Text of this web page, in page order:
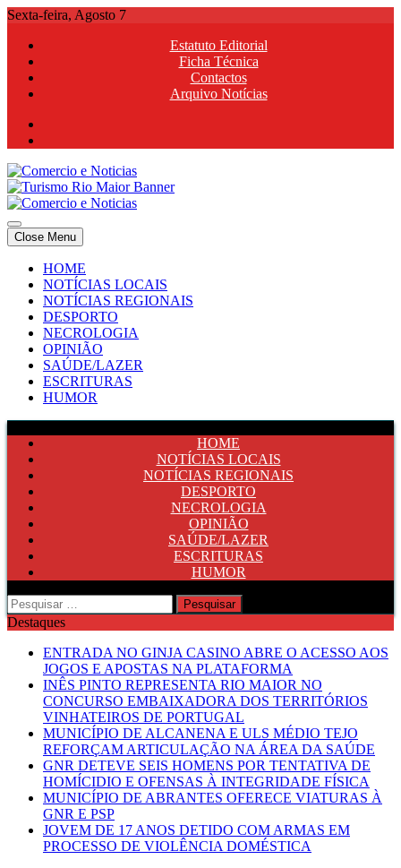
Skip
content
Sexta-feira, Agosto 7
Estatuto Editorial
Ficha Técnica
Contactos
Arquivo Notícias
Comercio e Noticias
Notícias e Publicidade Online
Comercio e Noticias
Notícias e Publicidade Online
Close Menu
HOME
NOTÍCIAS LOCAIS
NOTÍCIAS REGIONAIS
DESPORTO
NECROLOGIA
OPINIÃO
SAÚDE/LAZER
ESCRITURAS
HUMOR
HOME
NOTÍCIAS LOCAIS
NOTÍCIAS REGIONAIS
DESPORTO
NECROLOGIA
OPINIÃO
SAÚDE/LAZER
ESCRITURAS
HUMOR
Pesquisar
por:
Destaques
ENTRADA NO GINJA CASINO ABRE O ACESSO AOS
JOGOS E APOSTAS NA PLATAFORMA
INÊS PINTO REPRESENTA RIO MAIOR NO
CONCURSO EMBAIXADORA DOS TERRITÓRIOS
VINHATEIROS DE PORTUGAL
MUNICÍPIO DE ALCANENA E ULS MÉDIO TEJO
REFORÇAM ARTICULAÇÃO NA ÁREA DA SAÚDE
GNR DETEVE SEIS HOMENS POR TENTATIVA DE
HOMÍCIDIO E OFENSAS À INTEGRIDADE FÍSICA
MUNICÍPIO DE ABRANTES OFERECE VIATURAS À
GNR E PSP
JOVEM DE 17 ANOS DETIDO COM ARMAS EM
PROCESSO DE VIOLÊNCIA DOMÉSTICA